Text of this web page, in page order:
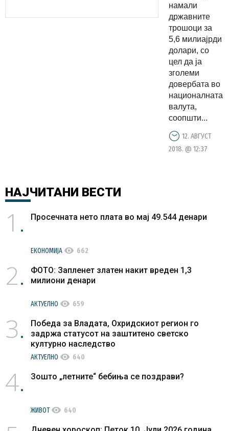
Турција,
со цел да
обезбедат
поголеми
приходи
во
намали
државните
трошоци за
5,6 милиајрди
долари, со
цел да ја
зголеми
довербата во
националната
валута,
соопшти...
12. АВГУСТ
2018. @ 12:37
НАЈЧИТАНИ ВЕСТИ
1 Просечната нето плата во мај 49.544 денари
ЕКОНОМИЈА visibility 662
2
ФОТО: Запленет златен накит вреден 1,3
милиони денари
АКТУЕЛНО visibility 659
3
Победа за Владата, Охридскиот регион го
задржа статусот на заштитено светско
културно наследство
АКТУЕЛНО visibility 640
4 Зошто „летните“ бебиња се поздрави?
ЖИВОТvisibility 640